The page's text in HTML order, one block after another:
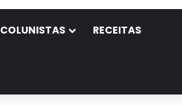
COLUNISTAS RECEITAS